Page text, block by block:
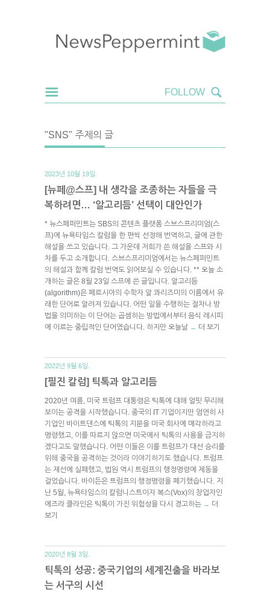
"SNS" 주제의 글
2023년 10월 19일.
[뉴페@스프] 내 생각을 조종하는 자들을 극
복하려면… ‘알고리듬’ 선택이 대안인가
* 뉴스페퍼민트는 SBS의 콘텐츠 플랫폼 스브스프리미엄(스
프)에 뉴욕타임스 칼럼을 한 편씩 선정해 번역하고, 글에 관한
해설을 쓰고 있습니다. 그 가운데 저희가 쓴 해설을 스프와 시
차를 두고 소개합니다. 스브스프리미엄에서는 뉴스페퍼민트
의 해설과 함께 칼럼 번역도 읽어보실 수 있습니다. ** 오늘 소
개하는 글은 8월 23일 스프에 쓴 글입니다. 알고리듬
(algorithm)은 페르시아의 수학자 알 콰리즈미의 이름에서 유
래한 단어로 알려져 있습니다. 어떤 일을 수행하는 절차나 방
법을 의미하는 이 단어는 곱셈하는 방법에서부터 음식 레시피
에 이르는 중립적인 단어였습니다. 하지만 오늘날 → 더 보기
2022년 9월 6일.
[필진 칼럼] 틱톡과 알고리듬
2020년 여름, 미국 트럼프 대통령은 틱톡에 대해 얼핏 무리해
보이는 공격을 시작했습니다. 중국의 IT 기업이지만 엄연히 사
기업인 바이트댄스에 틱톡의 지분을 미국 회사에 매각하라고
명령했고, 이를 따르지 않으면 미국에서 틱톡의 사용을 금지하
겠다고도 말했습니다. 어떤 이들은 이를 트럼프가 대선 승리를
위해 중국을 공격하는 것이라 이야기하기도 했습니다. 트럼프
는 재선에 실패했고, 법원 역시 트럼프의 행정명령에 제동을
걸었습니다. 바이든은 트럼프의 행정명령을 폐기했습니다. 지
난 5월, 뉴욕타임스의 칼럼니스트이자 복스(Vox)의 창업자인
에즈라 클라인은 틱톡이 가진 위험성을 다시 경고하는 → 더
보기
2020년 8월 3일.
틱톡의 성공: 중국기업의 세계진출을 바라보
는 서구의 시선